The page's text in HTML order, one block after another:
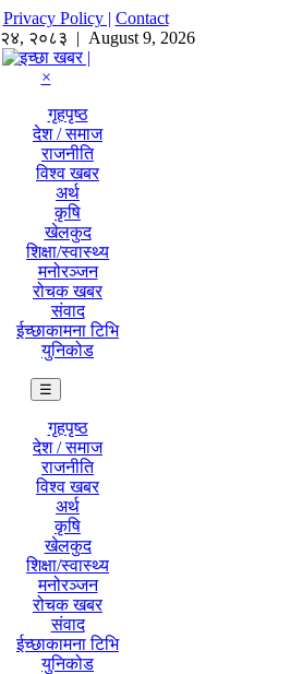
Privacy Policy | Contact
२४, २०८३ | August 9, 2026
×
गृहपृष्ठ
देश / समाज
राजनीति
विश्व खबर
अर्थ
कृषि
खेलकुद
शिक्षा/स्वास्थ्य
मनोरञ्जन
रोचक खबर
संवाद
ईच्छाकामना टिभि
युनिकोड
☰
गृहपृष्ठ
देश / समाज
राजनीति
विश्व खबर
अर्थ
कृषि
खेलकुद
शिक्षा/स्वास्थ्य
मनोरञ्जन
रोचक खबर
संवाद
ईच्छाकामना टिभि
युनिकोड